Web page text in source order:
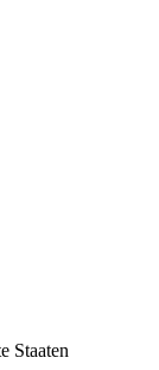
Staaten